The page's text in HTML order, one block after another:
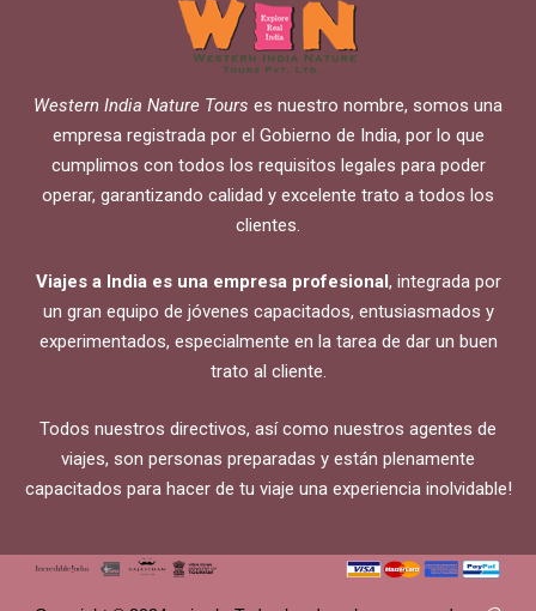
Western India Nature Tours es nuestro nombre, somos una
empresa registrada por el Gobierno de India, por lo que
cumplimos con todos los requisitos legales para poder
operar, garantizando calidad y excelente trato a todos los
clientes.
Viajes a India es una empresa profesional , integrada por
un gran equipo de jóvenes capacitados, entusiasmados y
experimentados, especialmente en la tarea de dar un buen
trato al cliente.
Todos nuestros directivos, así como nuestros agentes de
viajes, son personas preparadas y están plenamente
capacitados para hacer de tu viaje una experiencia inolvidable!